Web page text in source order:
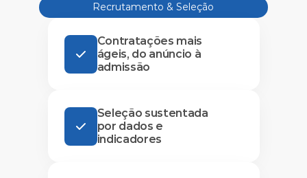
Recrutamento & Seleção
Contratações mais
ágeis, do anúncio à
admissão
Seleção sustentada
por dados e
indicadores